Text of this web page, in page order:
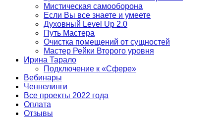
Мистическая самооборона
Если Вы все знаете и умеете
Духовный Level Up 2.0
Путь Мастера
Очистка помещений от сущностей
Мастер Рейки Второго уровня
Ирина Тарало
Подключение к «Сфере»
Вебинары
Ченнелинги
Все проекты 2022 года
Оплата
Отзывы